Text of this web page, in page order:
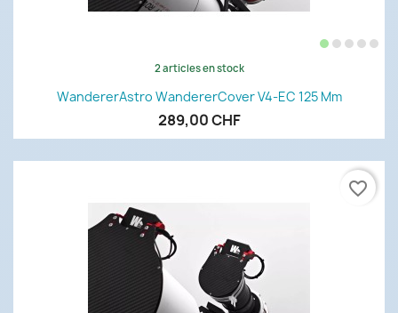
2 articles en stock
WandererAstro WandererCover V4-EC 125 Mm
289,00 CHF
favorite_border